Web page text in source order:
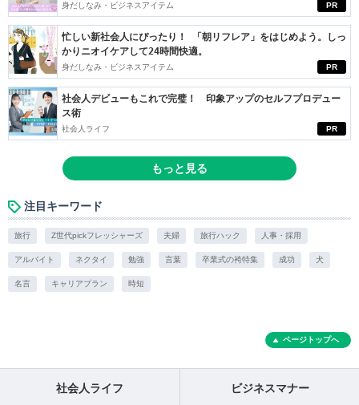
PR
身だしなみ・ビジネスアイテム
PR
忙しい新社会人にぴったり！ 「朝リフレア」をはじめよう。しっ
かりニオイケアして24時間快適。
身だしなみ・ビジネスアイテム
PR
社会人デビューもこれで完璧！ 印象アップのセルフプロデュー
ス術
社会人ライフ
もっと見る
注目キーワード
旅行 Z世代pickフレッシャーズ 夫婦 旅行ハック 人事・採用
アルバイト ネクタイ 勉強 言葉 卒業式の袴特集 成功 犬
名言 キャリアプラン 時短
ページトップへ
社会人ライフ ビジネスマナー